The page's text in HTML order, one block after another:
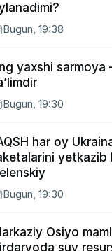
Bugun, 19:38
yaxshi
Bugun, 19:30
har oy
Bugun, 19:30
Osiyo
suv